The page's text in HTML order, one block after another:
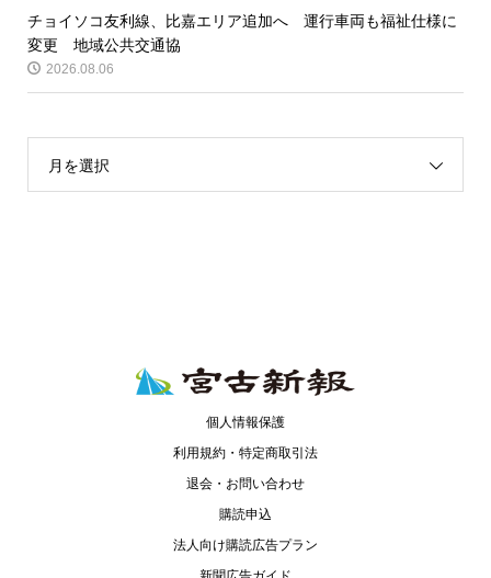
チョイソコ友利線、比嘉エリア追加へ 運行車両も福祉仕様に
変更 地域公共交通協
2026.08.06
月を選択
個人情報保護
利用規約・特定商取引法
退会・お問い合わせ
購読申込
法人向け購読広告プラン